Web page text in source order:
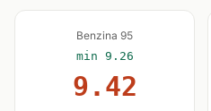
Benzina 95
min 9.26
9.42